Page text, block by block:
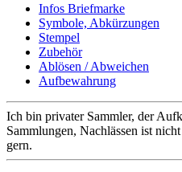
Infos Briefmarke
Symbole, Abkürzungen
Stempel
Zubehör
Ablösen / Abweichen
Aufbewahrung
Ich bin privater Sammler, der
Sammlungen, Nachlässen ist
gern.